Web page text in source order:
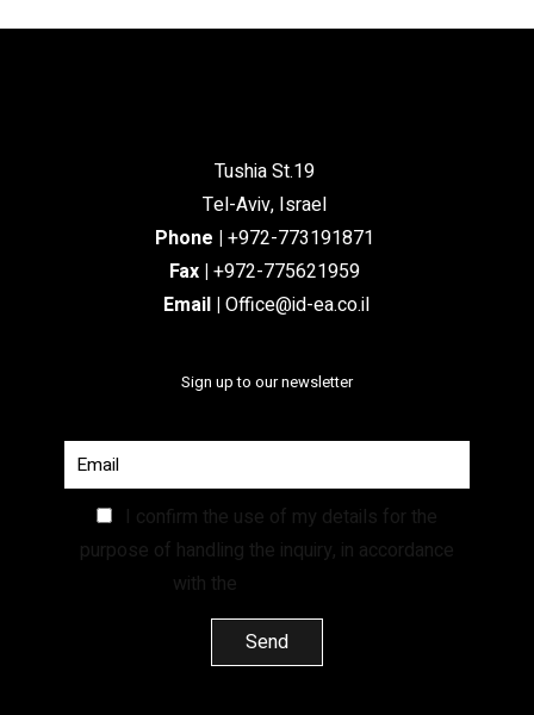
Tushia St.19
Tel-Aviv, Israel
Phone | +972-773191871
Fax | +972-775621959
Email | Office@id-ea.co.il
Sign up to our newsletter
I confirm the use of my details for the
purpose of handling the inquiry, in accordance
with the